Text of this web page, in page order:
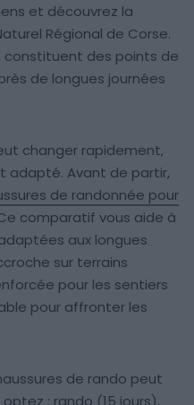
et découvrez la
Régional de Corse.
constituent des points de
de longues journées
changer rapidement,
adapté. Avant de partir,
de randonnée pour
comparatif vous aide à
aux longues
sur terrains
pour les sentiers
pour affronter les
de rando peut